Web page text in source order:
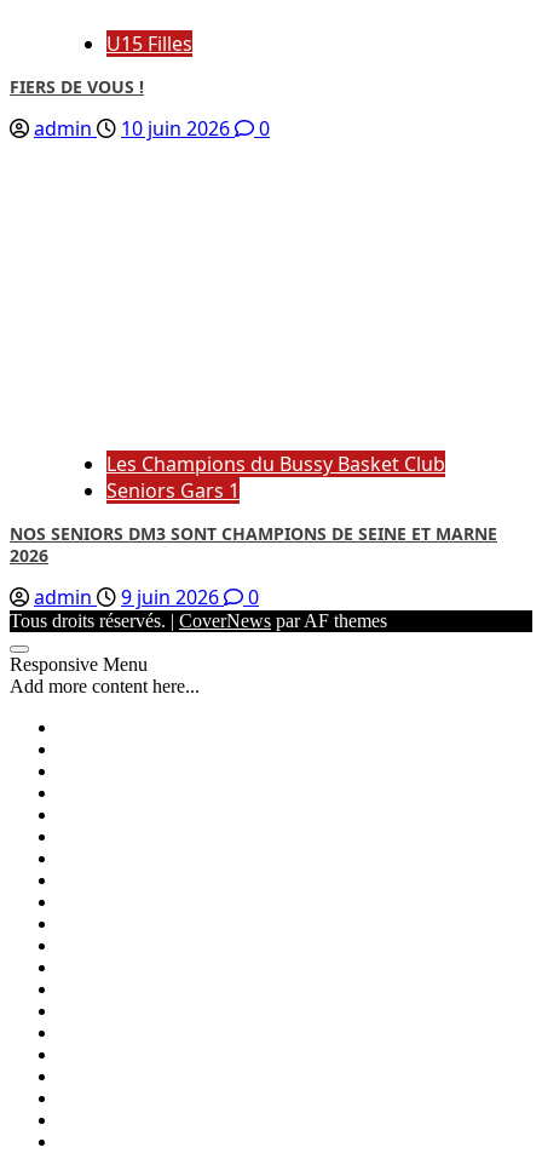
U15 Filles
FIERS DE VOUS !
admin 10 juin 2026 0
Les Champions du Bussy Basket Club
Seniors Gars 1
NOS SENIORS DM3 SONT CHAMPIONS DE SEINE ET MARNE
2026
admin 9 juin 2026 0
Tous droits réservés. | CoverNews par AF themes
Responsive Menu
Add more content here...